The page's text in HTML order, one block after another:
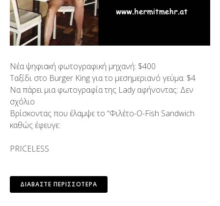
Νέα ψηφιακή φωτογραφική μηχανή: $400
Ταξίδι στο Burger King για το μεσημεριανό γεύμα: $4
Να πάρει μια φωτογραφία της Lady αφήνοντας: Δεν
σχόλιο
Βρίσκοντας που έλαμψε το “Φιλέτο-O-Fish Sandwich
καθώς έφευγε:
PRICELESS
ΔΙΑΒΆΣΤΕ ΠΕΡΙΣΣΌΤΕΡΑ